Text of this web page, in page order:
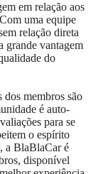
em relação aos
uma equipe
relação direta
grande vantagem
do
membros são
é auto-
para se
o espírito
a BlaBlaCar é
disponível